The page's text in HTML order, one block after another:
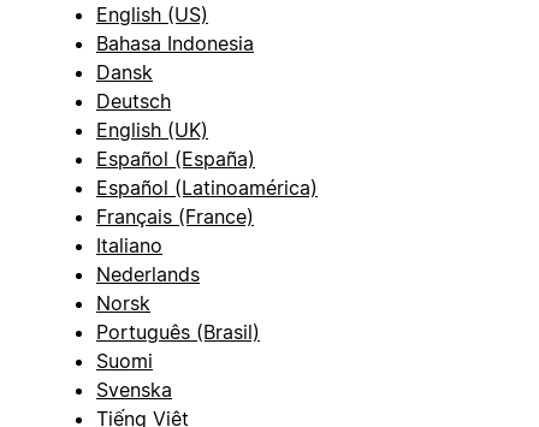
English (US)
Bahasa Indonesia
Dansk
Deutsch
English (UK)
Español (España)
Español (Latinoamérica)
Français (France)
Italiano
Nederlands
Norsk
Português (Brasil)
Suomi
Svenska
Tiếng Việt